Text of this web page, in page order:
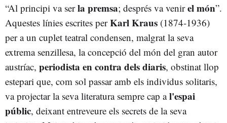
“Al principi va serla premsa; després va venirel món”.
Aquestes línies escrites perKarl Kraus (1874-1936)
per a un cuplet teatral condensen, malgrat la seva
extrema senzillesa, la concepció del món del gran autor
austríac, periodista en contra dels diaris, obstinat llop
estepari que, com sol passar amb els individus solitaris,
va projectar la seva literatura sempre cap al'espai
públic, deixant entreveure els secrets de la seva